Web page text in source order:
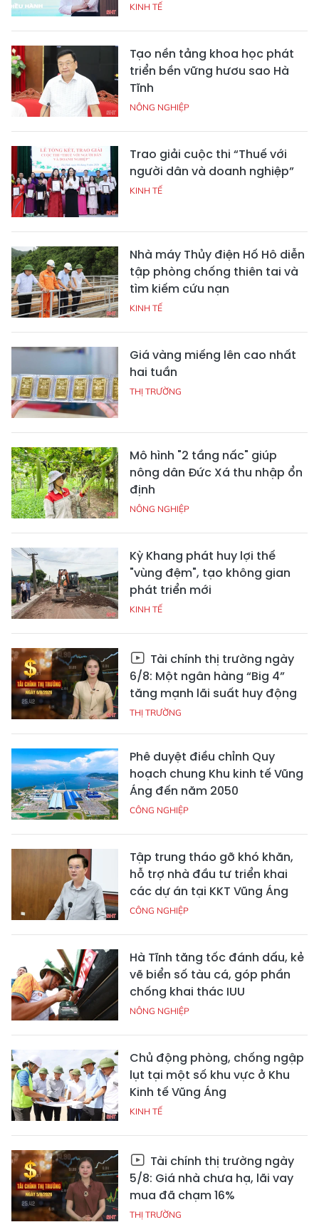
KINH TẾ
Tạo nền tảng khoa học phát
triển bền vững hươu sao Hà
Tĩnh
NÔNG NGHIỆP
Trao giải cuộc thi “Thuế với
người dân và doanh nghiệp”
KINH TẾ
Nhà máy Thủy điện Hố Hô diễn
tập phòng chống thiên tai và
tìm kiếm cứu nạn
KINH TẾ
Giá vàng miếng lên cao nhất
hai tuần
THỊ TRƯỜNG
Mô hình "2 tầng nấc" giúp
nông dân Đức Xá thu nhập ổn
định
NÔNG NGHIỆP
Kỳ Khang phát huy lợi thế
"vùng đệm", tạo không gian
phát triển mới
KINH TẾ
Tài chính thị trường ngày
6/8: Một ngân hàng “Big 4”
tăng mạnh lãi suất huy động
THỊ TRƯỜNG
Phê duyệt điều chỉnh Quy
hoạch chung Khu kinh tế Vũng
Áng đến năm 2050
CÔNG NGHIỆP
Tập trung tháo gỡ khó khăn,
hỗ trợ nhà đầu tư triển khai
các dự án tại KKT Vũng Áng
CÔNG NGHIỆP
Hà Tĩnh tăng tốc đánh dấu, kẻ
vẽ biển số tàu cá, góp phần
chống khai thác IUU
NÔNG NGHIỆP
Chủ động phòng, chống ngập
lụt tại một số khu vực ở Khu
Kinh tế Vũng Áng
KINH TẾ
Tài chính thị trường ngày
5/8: Giá nhà chưa hạ, lãi vay
mua đã chạm 16%
THỊ TRƯỜNG